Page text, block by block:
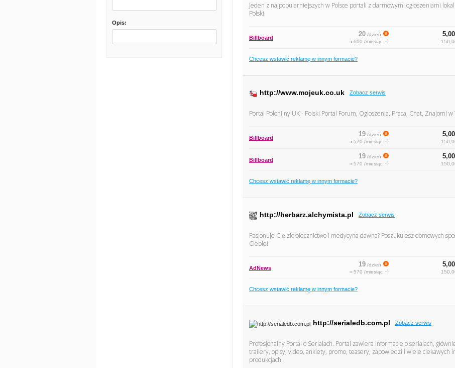
Opis:
Jeden z najpopularniejszych w Polsce portali z darmowymi ogłoszeniami
Polski.
Billboard 20/dzień
≈ 600 /miesiąc
Chcesz wstawić reklamę w innym formacie?
http://www.mojeuk.co.uk Zobacz serwis
Portal Polonijny UK - Polski Portal Forum, Ogloszenia, Praca, Chat, Znajomi
Billboard 19/dzień
≈ 570 /miesiąc
Billboard 19/dzień
≈ 570 /miesiąc
Chcesz wstawić reklamę w innym formacie?
http://herbarz.alchymista.pl Zobacz serwis
Pasjonuje Cię ziołolecznictwo i medycyna dawna? Poszukujesz domowych
Ciebie!
AdNews 19/dzień
≈ 570 /miesiąc
Chcesz wstawić reklamę w innym formacie?
http://serialedb.com.pl Zobacz serwis
Profesjonalny Portal o Serialach. Portal zawiera informacje o serialach,
trailery, opisy, video, ankiety, promo, teasery, zapowiedzi i wiele ciekawych
produkcjach.